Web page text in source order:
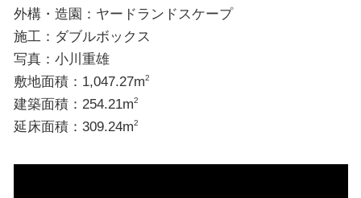
外構・造園：ヤードランドスケープ
施工：ダブルボックス
写真：小川重雄
敷地面積：1,047.27m2
建築面積：254.21m2
延床面積：309.24m2